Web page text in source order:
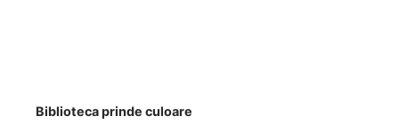
Biblioteca prinde culoare